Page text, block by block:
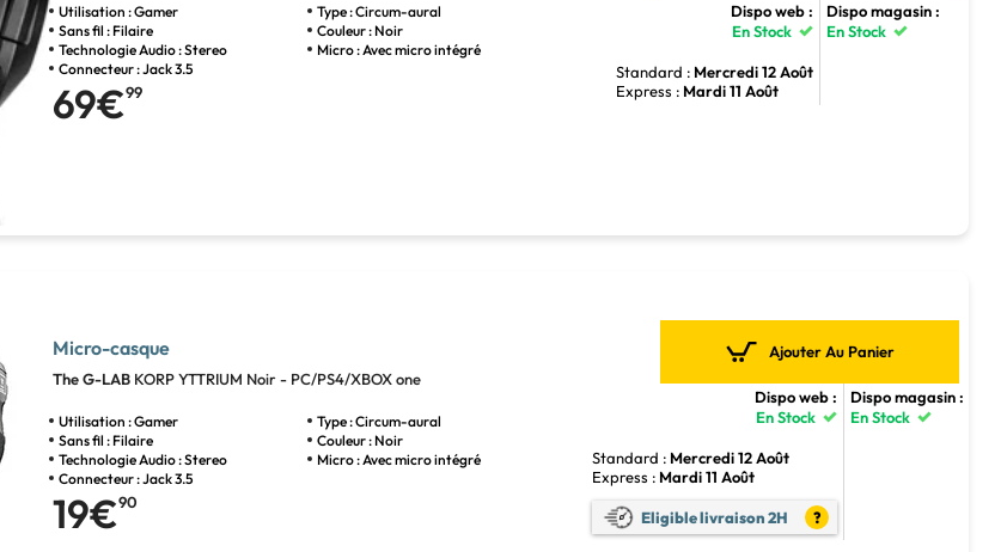
Utilisation : Gamer
Type : Circum-aural
Sans fil : Filaire
Couleur : Noir
Technologie Audio : Stereo
Micro : Avec micro intégré
Connecteur : Jack 3.5
69€99
Dispo web :
En Stock
Standard : Mercredi 12 Août
Express : Mardi 11 Août
Dispo magasin :
En Stock
Micro-casque
The G-LAB KORP YTTRIUM Noir - PC/PS4/XBOX one
Utilisation : Gamer
Type : Circum-aural
Sans fil : Filaire
Couleur : Noir
Technologie Audio : Stereo
Micro : Avec micro intégré
Connecteur : Jack 3.5
19€90
Ajouter Au Panier
Dispo web :
En Stock
Standard : Mercredi 12 Août
Express : Mardi 11 Août
Eligible livraison 2H ?
Dispo magasin :
En Stock